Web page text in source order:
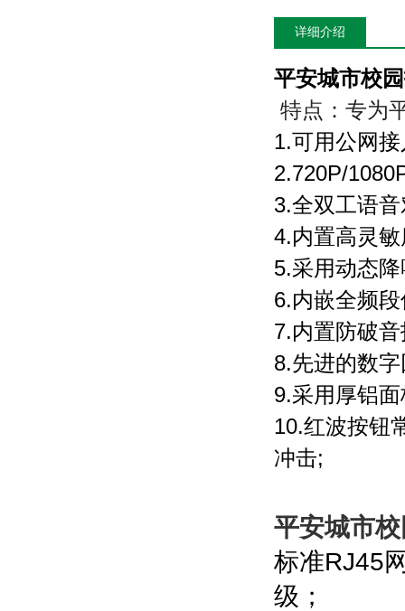
详细介绍
平安城市校
特点：专为
1.可用公网
2.720P/
3.全双工语
4.内置高灵
5.采用动态
6.内嵌全频
7.内置防破
8.先进的数
9.采用厚铝
10.红波按钮
冲击;
平安城市
标准RJ45
级；